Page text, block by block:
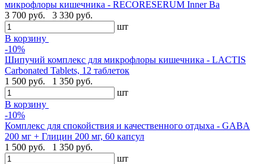
микрофлоры кишечника - RECORESERUM Inner Ba
3 700 руб.
3 330 руб.
шт
В корзину
-10%
Шипучий комплекс для микрофлоры кишечника - LACTIS
Carbonated Tablets, 12 таблеток
1 500 руб.
1 350 руб.
шт
В корзину
-10%
Комплекс для спокойствия и качественного отдыха - GABA
200 мг + Глицин 200 мг, 60 капсул
1 500 руб.
1 350 руб.
шт